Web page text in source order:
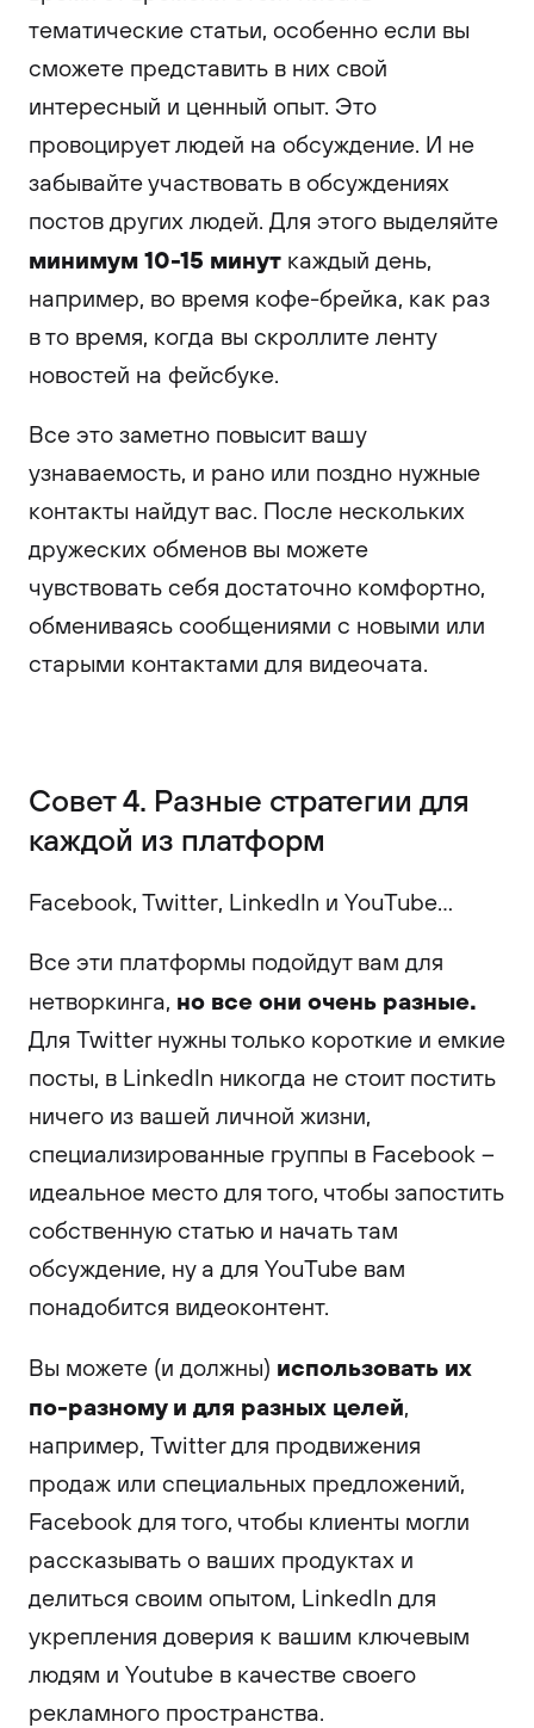
тематические статьи, особенно если вы
сможете представить в них свой
интересный и ценный опыт. Это
провоцирует людей на обсуждение. И не
забывайте участвовать в обсуждениях
постов других людей. Для этого выделяйте
минимум 10-15 минут каждый день,
например, во время кофе-брейка, как раз
в то время, когда вы скроллите ленту
новостей на фейсбуке.
Все это заметно повысит вашу
узнаваемость, и рано или поздно нужные
контакты найдут вас. После нескольких
дружеских обменов вы можете
чувствовать себя достаточно комфортно,
обмениваясь сообщениями с новыми или
старыми контактами для видеочата.
Совет 4. Разные стратегии для
каждой из платформ
Facebook, Twitter, LinkedIn и YouTube…
Все эти платформы подойдут вам для
нетворкинга, но все они очень разные.
Для Twitter нужны только короткие и емкие
посты, в LinkedIn никогда не стоит постить
ничего из вашей личной жизни,
специализированные группы в Facebook –
идеальное место для того, чтобы запостить
собственную статью и начать там
обсуждение, ну а для YouTube вам
понадобится видеоконтент.
Вы можете (и должны) использовать их
по-разному и для разных целей,
например, Twitter для продвижения
продаж или специальных предложений,
Facebook для того, чтобы клиенты могли
рассказывать о ваших продуктах и
делиться своим опытом, LinkedIn для
укрепления доверия к вашим ключевым
людям и Youtube в качестве своего
рекламного пространства.